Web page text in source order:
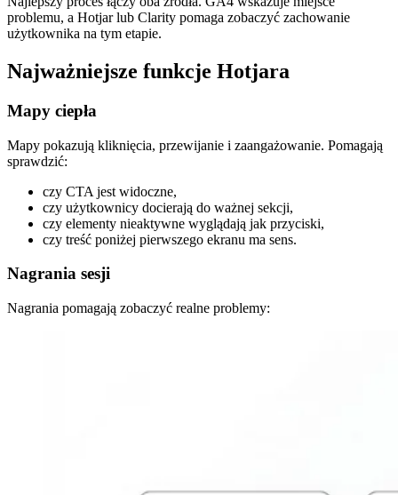
problemu, a Hotjar lub Clarity pomaga zobaczyć zachowanie
użytkownika na tym etapie.
Najważniejsze funkcje Hotjara
Mapy ciepła
Mapy pokazują kliknięcia, przewijanie i zaangażowanie. Pomagają
sprawdzić:
czy CTA jest widoczne,
czy użytkownicy docierają do ważnej sekcji,
czy elementy nieaktywne wyglądają jak przyciski,
czy treść poniżej pierwszego ekranu ma sens.
Nagrania sesji
Nagrania pomagają zobaczyć realne problemy: